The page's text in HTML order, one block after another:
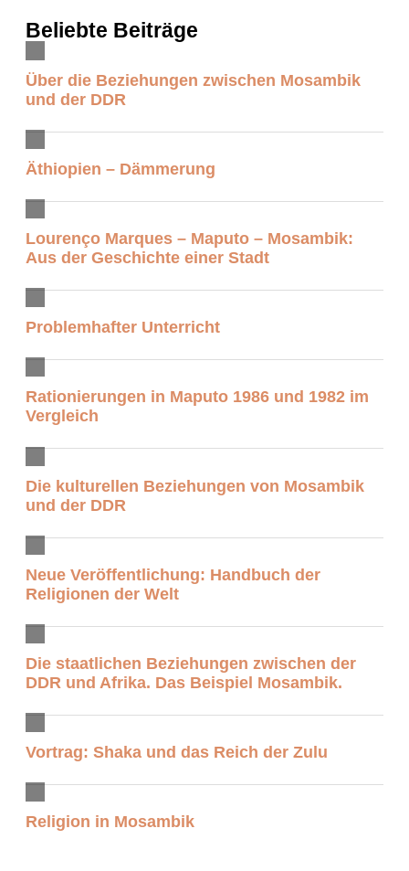
Beliebte Beiträge
Über die Beziehungen zwischen Mosambik
und der DDR
Äthiopien – Dämmerung
Lourenço Marques – Maputo – Mosambik:
Aus der Geschichte einer Stadt
Problemhafter Unterricht
Rationierungen in Maputo 1986 und 1982 im
Vergleich
Die kulturellen Beziehungen von Mosambik
und der DDR
Neue Veröffentlichung: Handbuch der
Religionen der Welt
Die staatlichen Beziehungen zwischen der
DDR und Afrika. Das Beispiel Mosambik.
Vortrag: Shaka und das Reich der Zulu
Religion in Mosambik